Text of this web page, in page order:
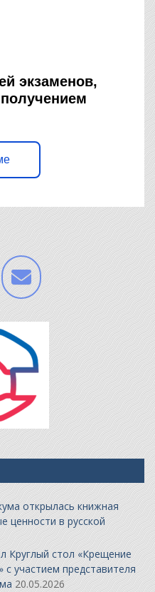
экзаменов,
открылась книжная
ценности в русской
Круглый стол «Крещение
с участием представителя
20.05.2026